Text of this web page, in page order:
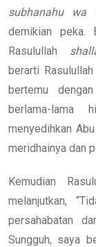
subhanahu wa
demikian peka.
Rasulullah
berarti Rasulullah
bertemu
berlama-lama
menyedihkan
meridhainya dan
Kemudian
melanjutkan,
persahabatan
Sungguh, saya